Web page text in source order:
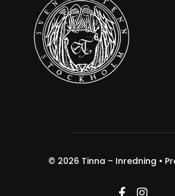
© 2026 Tinna – Inredning •